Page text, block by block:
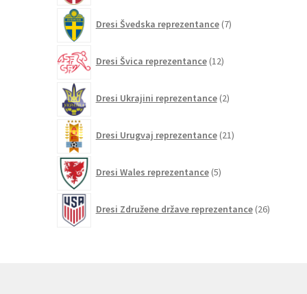
Dresi Švedska reprezentance 7izdelkov
Dresi Švica reprezentance 12izdelkov
Dresi Ukrajini reprezentance 2izdelka
Dresi Urugvaj reprezentance 21izdelkov
Dresi Wales reprezentance 5izdelkov
Dresi Združene države reprezentance 26izdelkov